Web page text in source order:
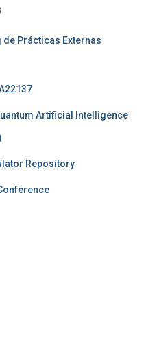
Prácticas Externas
Artificial Intelligence
Repository